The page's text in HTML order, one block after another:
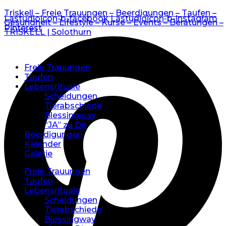
Triskell – Freie Trauungen – Beerdigungen – Taufen –
Gesundheit – Lifestyle – Kurse – Events – Beratungen –
TRISKELL | Solothurn
Freie Trauungen
Taufen
Lebensrituale
Scheidungen
Tierabschiede
Blessingway
“JA” zu Dir
Beerdigungen
Kalender
Galerie
Freie Trauungen
Taufen
Lebensrituale
Scheidungen
Tierabschiede
Blessingway
Lastudioicon-b-facebook Lastudioicon-b-instagram
Pinterest